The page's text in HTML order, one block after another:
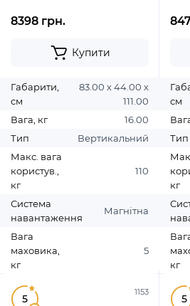
8398 грн.
Купити
Габарити,
см
83.00 х 44.00 х
111.00
Вага, кг
16.00
Тип
Вертикальний
Макс. вага
користув.,
кг
110
Система
навантаження
Магнітна
Вага
маховика,
кг
5
см
Тип
кг
кг
1153
5 5